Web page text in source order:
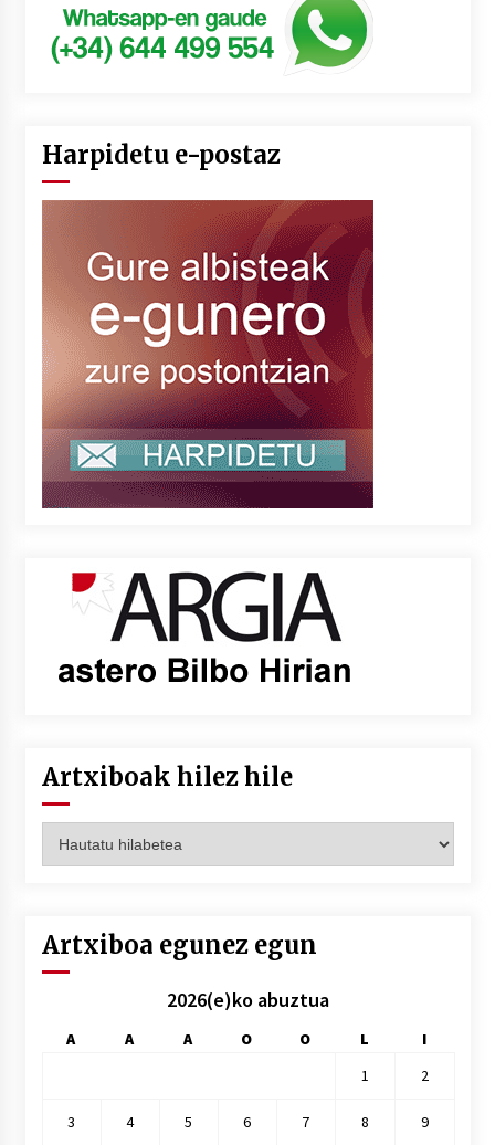
Harpidetu e-postaz
Artxiboak hilez hile
hilez
Artxiboa egunez egun
2026(e)ko abuztua
A A A O O L
I
1
2
3 4 5 6 7 8 9